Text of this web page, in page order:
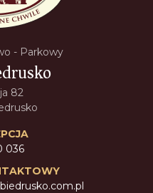
- Parkowy
82
036